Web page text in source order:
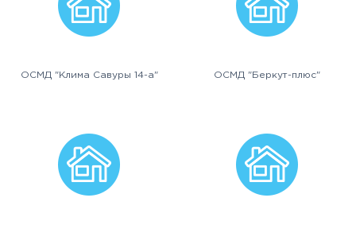
ОСМД "Клима Савуры 14-а" ОСМД "Беркут-плюс"